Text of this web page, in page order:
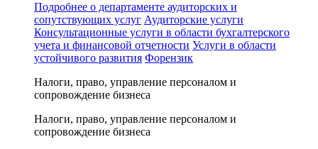
Подробнее о департаменте аудиторских и
сопутствующих услуг Аудиторские услуги
Консультационные услуги в области бухгалтерского
учета и финансовой отчетности Услуги в области
устойчивого развития Форензик
Налоги, право, управление персоналом и
сопровождение бизнеса
Налоги, право, управление персоналом и
сопровождение бизнеса